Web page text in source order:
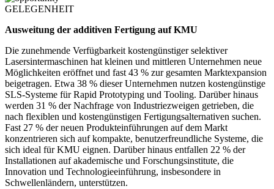
GELEGENHEIT
Ausweitung der additiven Fertigung auf KMU
Die zunehmende Verfügbarkeit kostengünstiger selektiver
Lasersintermaschinen hat kleinen und mittleren Unternehmen neue
Möglichkeiten eröffnet und fast 43 % zur gesamten Marktexpansion
beigetragen. Etwa 38 % dieser Unternehmen nutzen kostengünstige
SLS-Systeme für Rapid Prototyping und Tooling. Darüber hinaus
werden 31 % der Nachfrage von Industriezweigen getrieben, die
nach flexiblen und kostengünstigen Fertigungsalternativen suchen.
Fast 27 % der neuen Produkteinführungen auf dem Markt
konzentrieren sich auf kompakte, benutzerfreundliche Systeme, die
sich ideal für KMU eignen. Darüber hinaus entfallen 22 % der
Installationen auf akademische und Forschungsinstitute, die
Innovation und Technologieeinführung, insbesondere in
Schwellenländern, unterstützen.